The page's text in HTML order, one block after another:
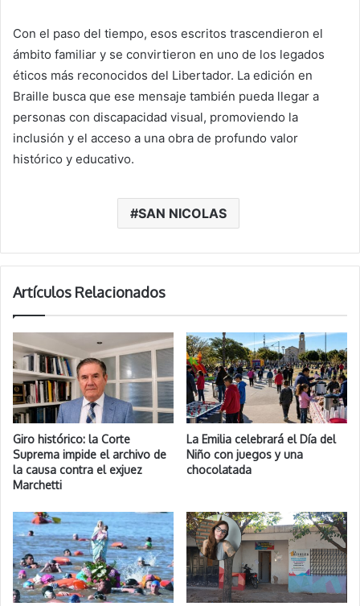
Con el paso del tiempo, esos escritos trascendieron el
ámbito familiar y se convirtieron en uno de los legados
éticos más reconocidos del Libertador. La edición en
Braille busca que ese mensaje también pueda llegar a
personas con discapacidad visual, promoviendo la
inclusión y el acceso a una obra de profundo valor
histórico y educativo.
SAN NICOLAS
Artículos Relacionados
Giro histórico: la Corte
Suprema impide el archivo de
la causa contra el exjuez
Marchetti
La Emilia celebrará el Día del
Niño con juegos y una
chocolatada